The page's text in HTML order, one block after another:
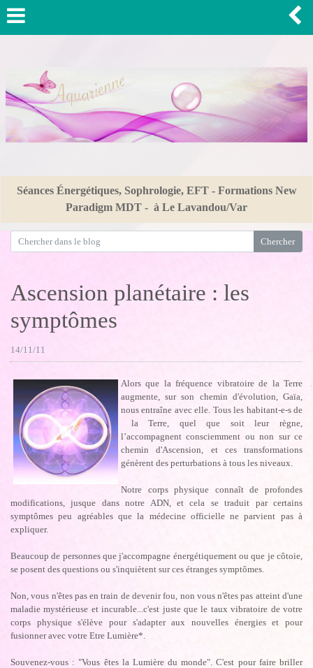
Séances Énergétiques, Sophrologie, EFT - Formations New
Paradigm MDT - à Le Lavandou/Var
Ascension planétaire : les
symptômes
14/11/11
Alors que la fréquence vibratoire de la Terre
augmente, sur son chemin d'évolution, Gaïa,
nous entraîne avec elle. Tous les habitant-e-s de
la Terre, quel que soit leur règne,
l’accompagnent consciemment ou non sur ce
chemin d'Ascension, et ces transformations
génèrent des perturbations à tous les niveaux.
Notre corps physique connaît de profondes
modifications, jusque dans notre ADN, et cela se traduit par certains
symptômes peu agréables que la médecine officielle ne parvient pas à
expliquer.
Beaucoup de personnes que j'accompagne énergétiquement ou que je côtoie,
se posent des questions ou s'inquiètent sur ces étranges symptômes.
Non, vous n'êtes pas en train de devenir fou, non vous n'êtes pas atteint d'une
maladie mystérieuse et incurable...c'est juste que le taux vibratoire de votre
corps physique s'élève pour s'adapter aux nouvelles énergies et pour
fusionner avec votre Etre Lumière*.
Souvenez-vous : "Vous êtes la Lumière du monde". C'est pour faire briller